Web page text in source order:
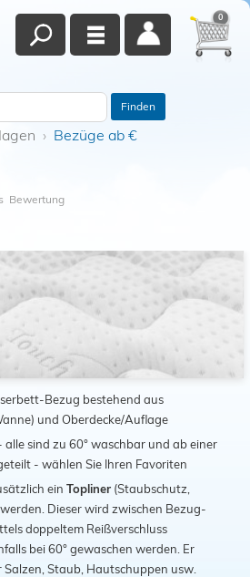
0
Finden
› Bezüge ab €
Bewertung
Bezug bestehend aus
und Oberdecke/Auflage
sind zu 60° waschbar und ab einer
- wählen Sie Ihren Favoriten
ein Topliner (Staubschutz,
Dieser wird zwischen Bezug-
doppeltem Reißverschluss
bei 60° gewaschen werden. Er
Staub, Hautschuppen usw.
Schließen